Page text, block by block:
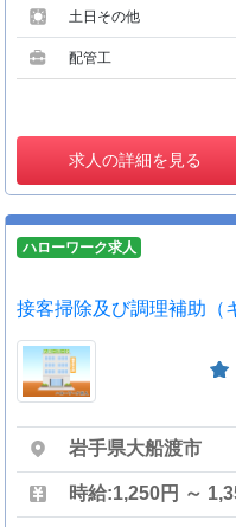
土日その他
配管工
求人の詳細を見る
ハローワーク求人
接客掃除及び調理補助（
岩手県大船渡市
時給:1,250円 ～